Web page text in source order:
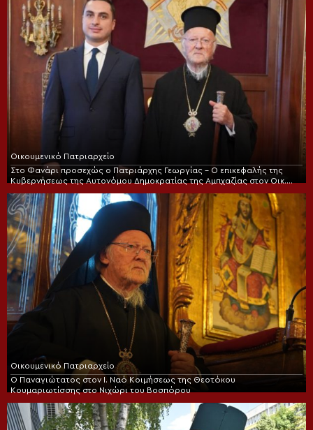
Οικουμενικό Πατριαρχείο
Στο Φανάρι προσεχώς ο Πατριάρχης Γεωργίας – Ο επικεφαλής της
Κυβερνήσεως της Αυτονόμου Δημοκρατίας της Αμπχαζίας στον Οικ.
Οικουμενικό Πατριαρχείο
Ο Παναγιώτατος στον Ι. Ναό Κοιμήσεως της Θεοτόκου
Κουμαριωτίσσης στο Νιχώρι του Βοσπόρου